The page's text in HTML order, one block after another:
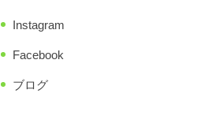
Instagram
Facebook
ブログ